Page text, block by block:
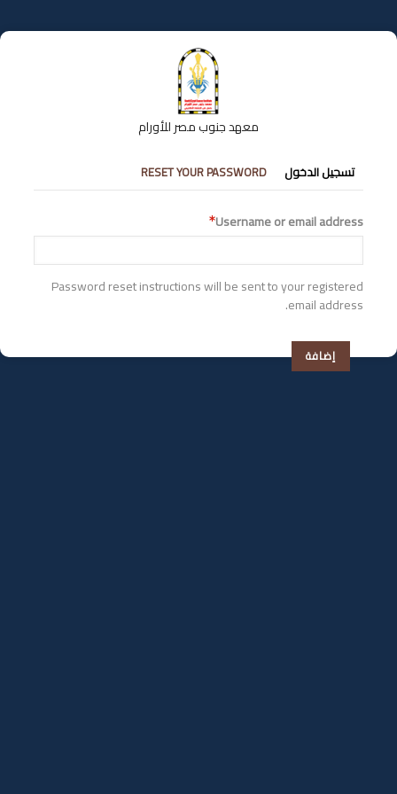
إلى
المحتوى
معهد جنوب مصر للأورام
التبويبات
الأساسية
تسجيل الدخول RESET YOUR PASSWORD
Username or email address
Password reset instructions will be sent to your registered
email address.